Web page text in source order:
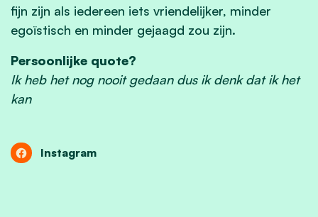
fijn zijn als iedereen iets vriendelijker, minder
egoïstisch en minder gejaagd zou zijn.
Persoonlijke quote?
Ik heb het nog nooit gedaan dus ik denk dat ik het
kan
Instagram